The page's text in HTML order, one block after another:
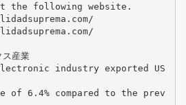
the following website.
ス産業
industry exported US
6.4% compared to the prev